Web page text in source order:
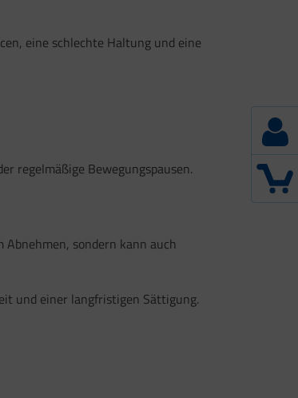
eine schlechte Haltung und eine
regelmäßige Bewegungspausen.
sondern kann auch
und einer langfristigen Sättigung.